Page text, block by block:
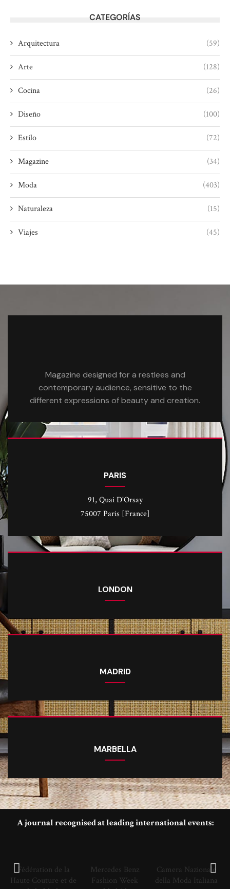
CATEGORÍAS
Arquitectura (59)
Arte (128)
Cocina (26)
Diseño (100)
Estilo (72)
Magazine (34)
Moda (403)
Naturaleza (15)
Viajes (45)
Magazine designed for a restlees and
contemporary audience, sensitive to the
different expressions of beauty and creation.
PARIS
91, Quai D'Orsay
75007 Paris [France]
LONDON
MADRID
MARBELLA
A journal recognised at leading international events:
Fédération de la
Haute Couture et de
Mercedes Benz
Fashion Week
Camera Nazionale
della Moda Italiana